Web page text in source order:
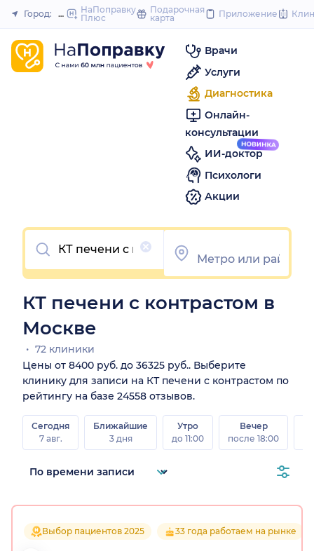
to
Закрыть
Город: МоскваНаПоправку
Плюс
Подарочная
карта
Приложение
Врачи
Услуги
Диагностика
Онлайн-
консультации
ИИ-доктор
Психологи
Акции
Очистить
КТ печени с контрастом в
Москве
72 клиники
Цены от 8400 руб. до 36325 руб.. Выберите
клинику для записи на КТ печени с контрастом по
рейтингу на базе 24558 отзывов.
Сегодня
7 авг.
Ближайшие
3 дня
Утро
до 11:00
Вечер
после 18:00
Выбор пациентов 2025 33 года работаем на рынке